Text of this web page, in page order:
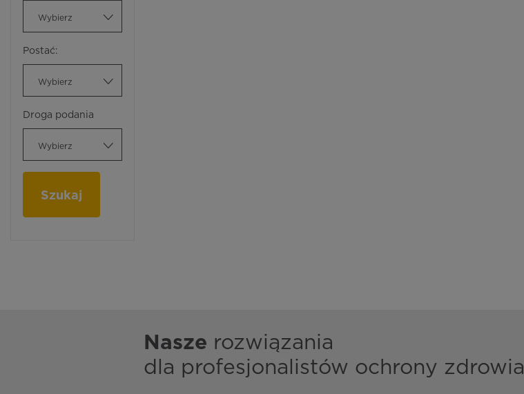
Wybierz
Postać:
Wybierz
Droga podania
Wybierz
Szukaj
Nasze rozwiązania
dla profesjonalistów ochrony zdrowia